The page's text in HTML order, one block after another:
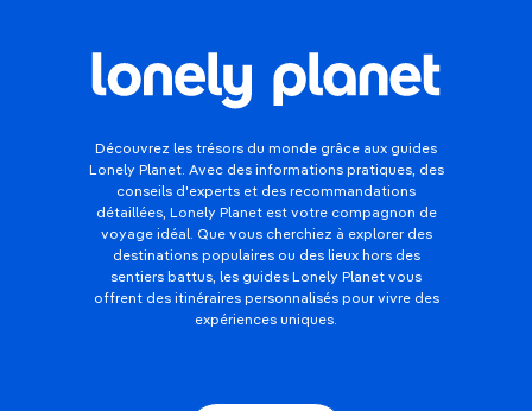
Découvrez les trésors du monde grâce aux guides
Lonely Planet. Avec des informations pratiques, des
conseils d'experts et des recommandations
détaillées, Lonely Planet est votre compagnon de
voyage idéal. Que vous cherchiez à explorer des
destinations populaires ou des lieux hors des
sentiers battus, les guides Lonely Planet vous
offrent des itinéraires personnalisés pour vivre des
expériences uniques.